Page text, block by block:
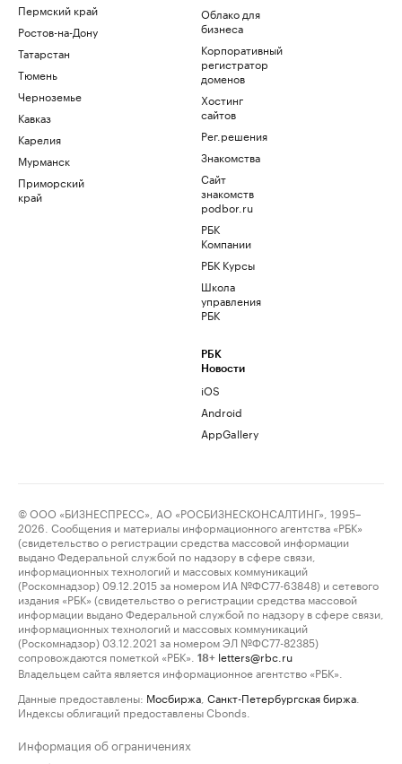
Пермский край
Ростов-на-Дону
Татарстан
Тюмень
Черноземье
Кавказ
Карелия
Мурманск
Приморский
край
Облако для
бизнеса
Корпоративный
регистратор
доменов
Хостинг
сайтов
Рег.решения
Знакомства
Сайт
знакомств
podbor.ru
РБК
Компании
РБК Курсы
Школа
управления
РБК
РБК
Новости
iOS
Android
AppGallery
© ООО «БИЗНЕСПРЕСС», АО «РОСБИЗНЕСКОНСАЛТИНГ», 1995–
2026. Сообщения и материалы информационного агентства «РБК»
(свидетельство о регистрации средства массовой информации
выдано Федеральной службой по надзору в сфере связи,
информационных технологий и массовых коммуникаций
(Роскомнадзор) 09.12.2015 за номером ИА №ФС77-63848) и сетевого
издания «РБК» (свидетельство о регистрации средства массовой
информации выдано Федеральной службой по надзору в сфере связи,
информационных технологий и массовых коммуникаций
(Роскомнадзор) 03.12.2021 за номером ЭЛ №ФС77-82385)
сопровождаются пометкой «РБК».
18+ letters@rbc.ru
Владельцем сайта является информационное агентство «РБК».
Данные предоставлены: Мосбиржа Санкт-Петербургская биржа
Индексы облигаций предоставлены Cbonds.
Информация об ограничениях